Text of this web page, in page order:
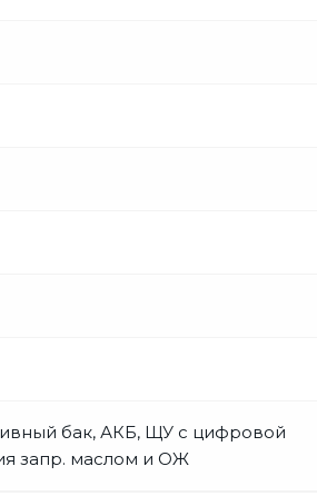
бак, АКБ, ЩУ с цифровой
запр. маслом и ОЖ